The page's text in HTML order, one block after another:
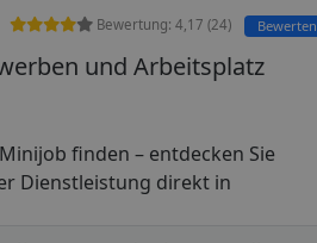
Bewertung: 4,17 (24) Bewerten
und Arbeitsplatz
finden – entdecken Sie
Dienstleistung direkt in